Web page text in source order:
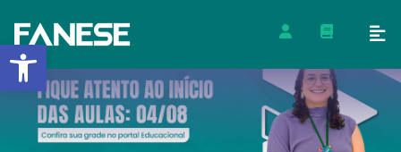
Barra de Ferramentas